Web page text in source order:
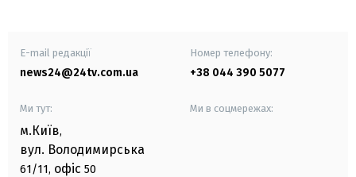
E-mail редакції
news24@24tv.com.ua
Номер телефону:
+38 044 390 5077
Ми тут:
м.Київ,
вул. Володимирська
61/11, офіс 50
Ми в соцмережах: